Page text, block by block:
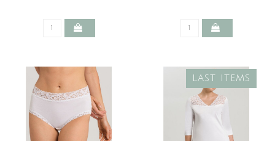
LAST ITEMS